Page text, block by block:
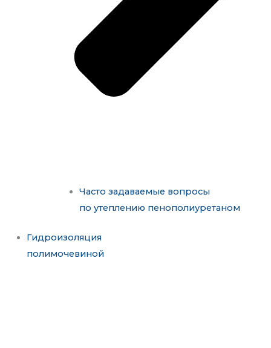
Часто задаваемые вопросы
по утеплению пенополиуретаном
Гидроизоляция
полимочевиной